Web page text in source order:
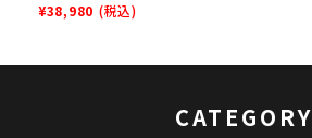
Hysteric Glamour
¥38,980 (税込)
CATEGORY